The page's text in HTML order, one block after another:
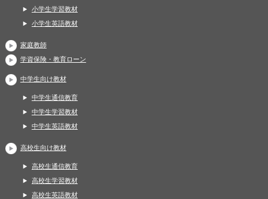
小学生学習教材
小学生英語教材
家庭教師
学資保険・教育ローン
中学生向け教材
中学生通信教育
中学生学習教材
中学生英語教材
高校生向け教材
高校生通信教育
高校生学習教材
高校生英語教材